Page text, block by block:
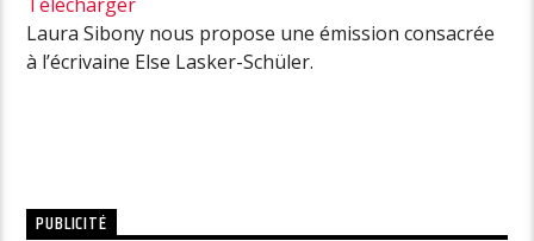
Laura Sibony nous propose une émission consacrée
à l’écrivaine Else Lasker-Schüler.
PUBLICITÉ